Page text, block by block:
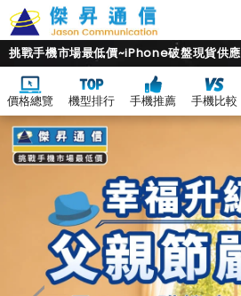
挑戰手機市場最低價~iPhone破盤現貨供應
價格總覽 機型排行 手機推薦 手機比較